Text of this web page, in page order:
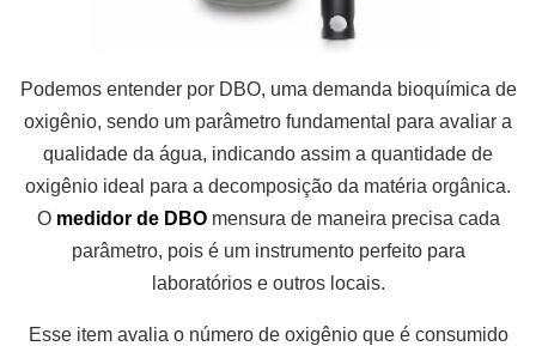
Podemos entender por DBO, uma demanda bioquímica de
oxigênio, sendo um parâmetro fundamental para avaliar a
qualidade da água, indicando assim a quantidade de
oxigênio ideal para a decomposição da matéria orgânica.
O medidor de DBO mensura de maneira precisa cada
parâmetro, pois é um instrumento perfeito para
laboratórios e outros locais.
Esse item avalia o número de oxigênio que é consumido